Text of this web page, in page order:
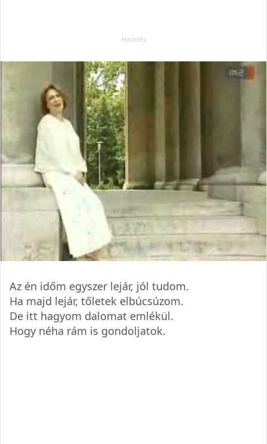
Az én időm egyszer lejár, jól tudom.
Ha majd lejár, tőletek elbúcsúzom.
De itt hagyom dalomat emlékül.
Hogy néha rám is gondoljatok.